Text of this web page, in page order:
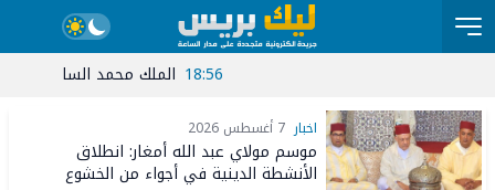
18:56 الملك محمد السادس يترأس
اخبار 7 أغسطس 2026
موسم مولاي عبد الله أمغار: انطلاق
الأنشطة الدينية في أجواء من الخشوع